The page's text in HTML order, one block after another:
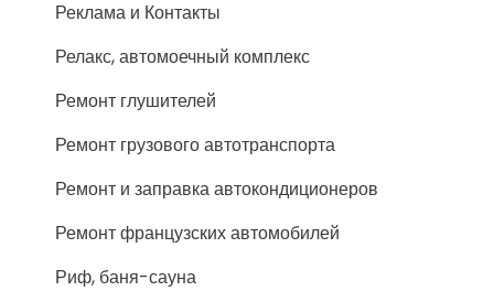
Реклама и Контакты
Релакс, автомоечный комплекс
Ремонт глушителей
Ремонт грузового автотранспорта
Ремонт и заправка автокондиционеров
Ремонт французских автомобилей
Риф, баня-сауна